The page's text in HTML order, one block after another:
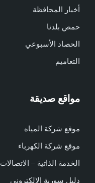
أخبار المحافظة
حمص بلدنا
الحصاد الأسبوعي
التعاميم
مواقع صديقة
موقع شركة المياه
موقع شركة الكهرباء
الخدمة الذاتية – الاتصالات
دليل سورية الالكتروني